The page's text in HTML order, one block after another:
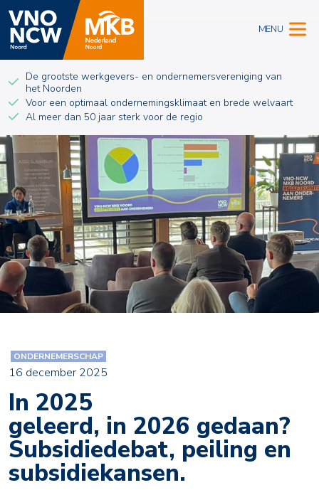
MENU
De grootste werkgevers- en ondernemersvereniging van
het Noorden
Voor een optimaal ondernemingsklimaat en brede welvaart
Al meer dan 50 jaar sterk voor de regio
ONDERNEMERSCHAP
16 december 2025
In 2025
geleerd, in 2026 gedaan?
Subsidiedebat, peiling en
subsidiekansen.